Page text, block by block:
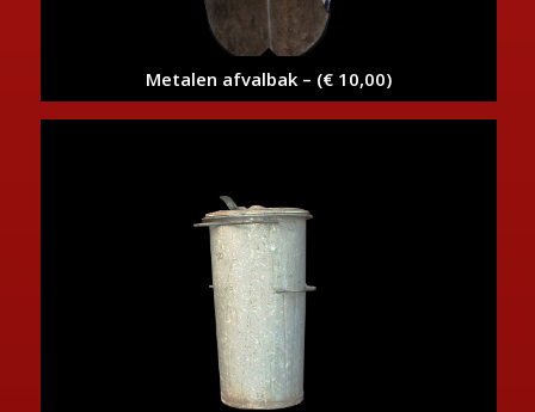
Metalen afvalbak – (€ 10,00)